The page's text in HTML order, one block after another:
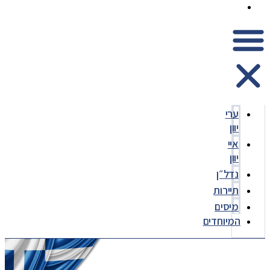
ערי
יוון
איי
יוון
נדל״ן
תיירות
מיסים
המיוחדים